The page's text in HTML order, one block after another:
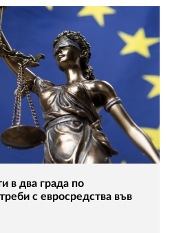
в два града по
с евросредства във